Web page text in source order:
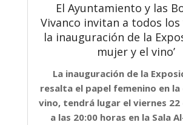
El Ayuntamiento y las
Vivanco invitan a todos los
la inauguración de la
mujer y el vino’
La inauguración de la
resalta el papel femenino en
vino, tendrá lugar el viernes
a las 20:00 horas en la Sala